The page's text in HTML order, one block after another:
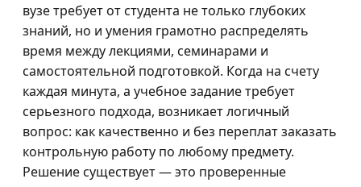
вузе требует от студента не только глубоких
знаний, но и умения грамотно распределять
время между лекциями, семинарами и
самостоятельной подготовкой. Когда на счету
каждая минута, а учебное задание требует
серьезного подхода, возникает логичный
вопрос: как качественно и без переплат заказать
контрольную работу по любому предмету.
Решение существует — это проверенные